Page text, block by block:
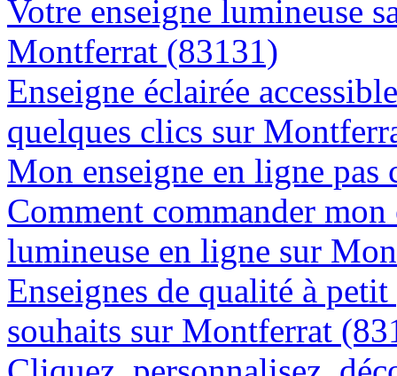
Votre enseigne lumineuse
Montferrat (83131)
Enseigne éclairée
quelques clics sur
Mon enseigne en ligne
Comment commander
lumineuse en ligne sur
Enseignes de qualité à
souhaits sur Montferrat